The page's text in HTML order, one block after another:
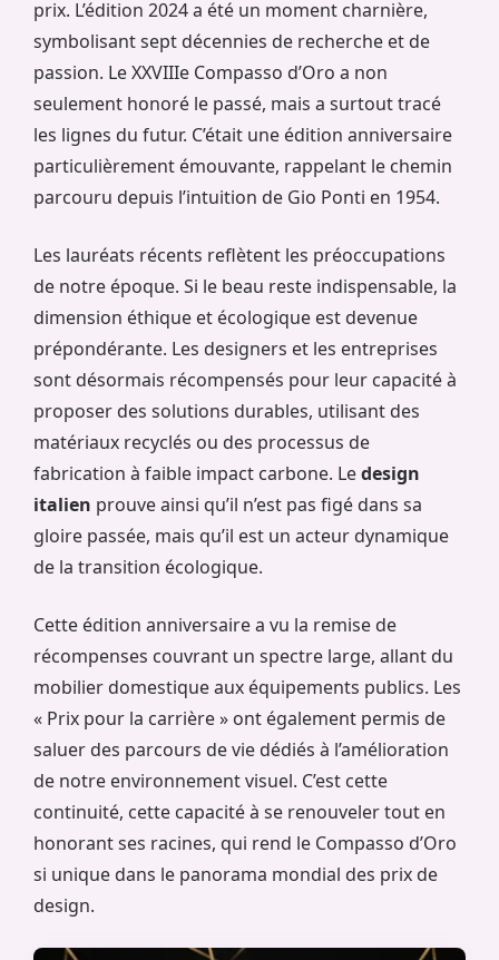
prix. L’édition 2024 a été un moment charnière,
symbolisant sept décennies de recherche et de
passion. Le XXVIIIe Compasso d’Oro a non
seulement honoré le passé, mais a surtout tracé
les lignes du futur. C’était une édition anniversaire
particulièrement émouvante, rappelant le chemin
parcouru depuis l’intuition de Gio Ponti en 1954.
Les lauréats récents reflètent les préoccupations
de notre époque. Si le beau reste indispensable, la
dimension éthique et écologique est devenue
prépondérante. Les designers et les entreprises
sont désormais récompensés pour leur capacité à
proposer des solutions durables, utilisant des
matériaux recyclés ou des processus de
fabrication à faible impact carbone. Ledesign
italien prouve ainsi qu’il n’est pas figé dans sa
gloire passée, mais qu’il est un acteur dynamique
de la transition écologique.
Cette édition anniversaire a vu la remise de
récompenses couvrant un spectre large, allant du
mobilier domestique aux équipements publics. Les
« Prix pour la carrière » ont également permis de
saluer des parcours de vie dédiés à l’amélioration
de notre environnement visuel. C’est cette
continuité, cette capacité à se renouveler tout en
honorant ses racines, qui rend le Compasso d’Oro
si unique dans le panorama mondial des prix de
design.